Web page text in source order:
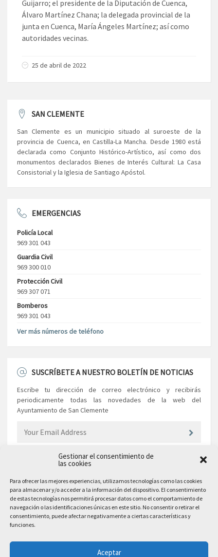
Gestionar el consentimiento de
las cookies
Para ofrecer las mejores experiencias, utilizamos tecnologías como las cookies
para almacenar y/o acceder a la información del dispositivo. El consentimiento
de estas tecnologías nos permitirá procesar datos como el comportamiento de
navegación o las identificaciones únicas en este sitio. No consentir o retirar el
consentimiento, puede afectar negativamente a ciertas características y
funciones.
Aceptar
Guijarro; el presidente de la Diputación de Cuenca,
Álvaro Martínez Chana; la delegada provincial de la
junta en Cuenca, María Ángeles Martínez; así como
autoridades vecinas.
25 de abril de 2022
SAN CLEMENTE
San Clemente es un municipio situado al suroeste de la
provincia de Cuenca, en Castilla-La Mancha. Desde 1980 está
declarada como Conjunto Histórico-Artístico, así como dos
monumentos declarados Bienes de Interés Cultural: La Casa
Consistorial y la Iglesia de Santiago Apóstol.
EMERGENCIAS
Policía Local
969 301 043
Guardia Civil
969 300 010
Protección Civil
969 307 071
Bomberos
969 301 043
Ver más números de teléfono
SUSCRÍBETE A NUESTRO BOLETÍN DE NOTICIAS
Escribe tu dirección de correo electrónico y recibirás
periodicamente todas las novedades de la web del
Ayuntamiento de San Clemente
EL AYUNTAMIENTO
Plaza Mayor, 10
San Clemente, 16600, Cuenca
Teléfono: 969 300 003
Email Comunicación y Publicidad:
comunicacion@sanclemente.es